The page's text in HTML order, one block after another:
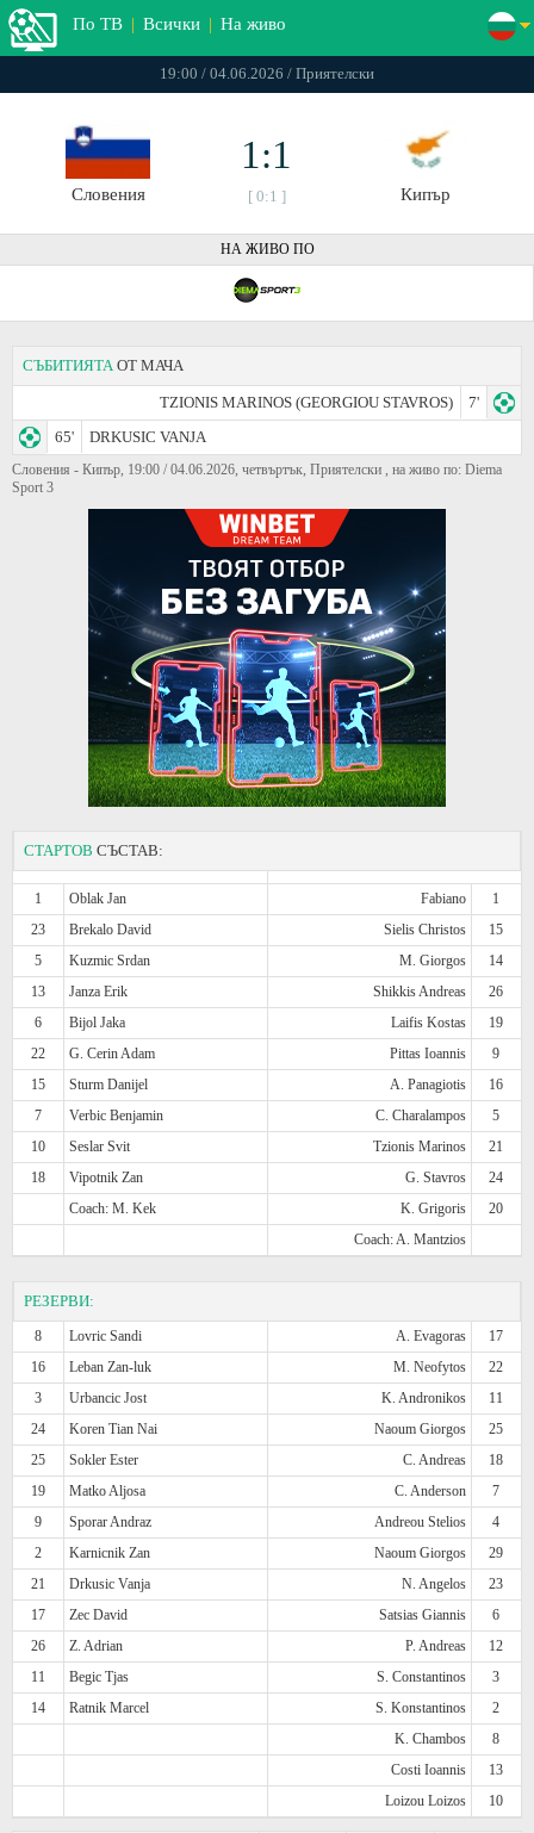
По ТВ | Всички | На живо
19:00 / 04.06.2026 / Приятелски
Словения
1:1
[ 0:1 ] Кипър
НА ЖИВО ПО
СЪБИТИЯТА ОТ МАЧА
TZIONIS MARINOS (GEORGIOU STAVROS)
7'
65'
DRKUSIC VANJA
Словения - Кипър, 19:00 / 04.06.2026, четвъртък, Приятелски , на живо по: Diema
Sport 3
СТАРТОВ СЪСТАВ:
1 Oblak Jan Fabiano
1
23
Brekalo David Sielis Christos
15
5
Kuzmic Srdan M. Giorgos
14
13
Janza Erik Shikkis Andreas
26
6
Bijol Jaka Laifis Kostas
19
22
G. Cerin Adam Pittas Ioannis
9
15
Sturm Danijel A. Panagiotis
16
7
Verbic Benjamin C. Charalampos
5
10
Seslar Svit Tzionis Marinos
21
18
Vipotnik Zan G. Stavros
24
Coach: M. Kek
K. Grigoris
20
Coach: A. Mantzios
РЕЗЕРВИ:
8 Lovric Sandi A. Evagoras
17
16
Leban Zan-luk M. Neofytos
22
3
Urbancic Jost K. Andronikos
11
24
Koren Tian Nai Naoum Giorgos
25
25
Sokler Ester C. Andreas
18
19
Matko Aljosa C. Anderson
7
9
Sporar Andraz Andreou Stelios
4
2
Karnicnik Zan Naoum Giorgos
29
21
Drkusic Vanja N. Angelos
23
17
Zec David Satsias Giannis
6
26
Z. Adrian P. Andreas
12
11
Begic Tjas S. Constantinos
3
14
Ratnik Marcel S. Konstantinos
2
K. Chambos
8
Costi Ioannis
13
Loizou Loizos
10